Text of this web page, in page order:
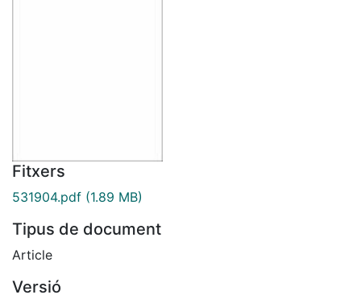
Fitxers
531904.pdf (1.89 MB)
Tipus de document
Article
Versió